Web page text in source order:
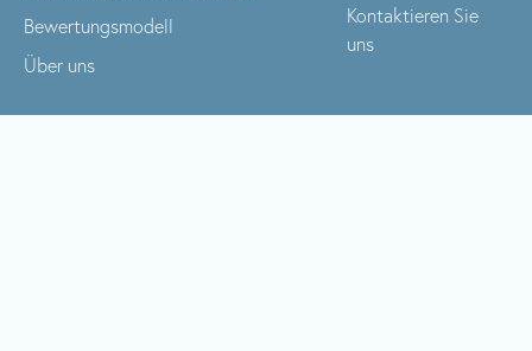
Bewertungsmodell
Über uns
Kontaktieren Sie
uns